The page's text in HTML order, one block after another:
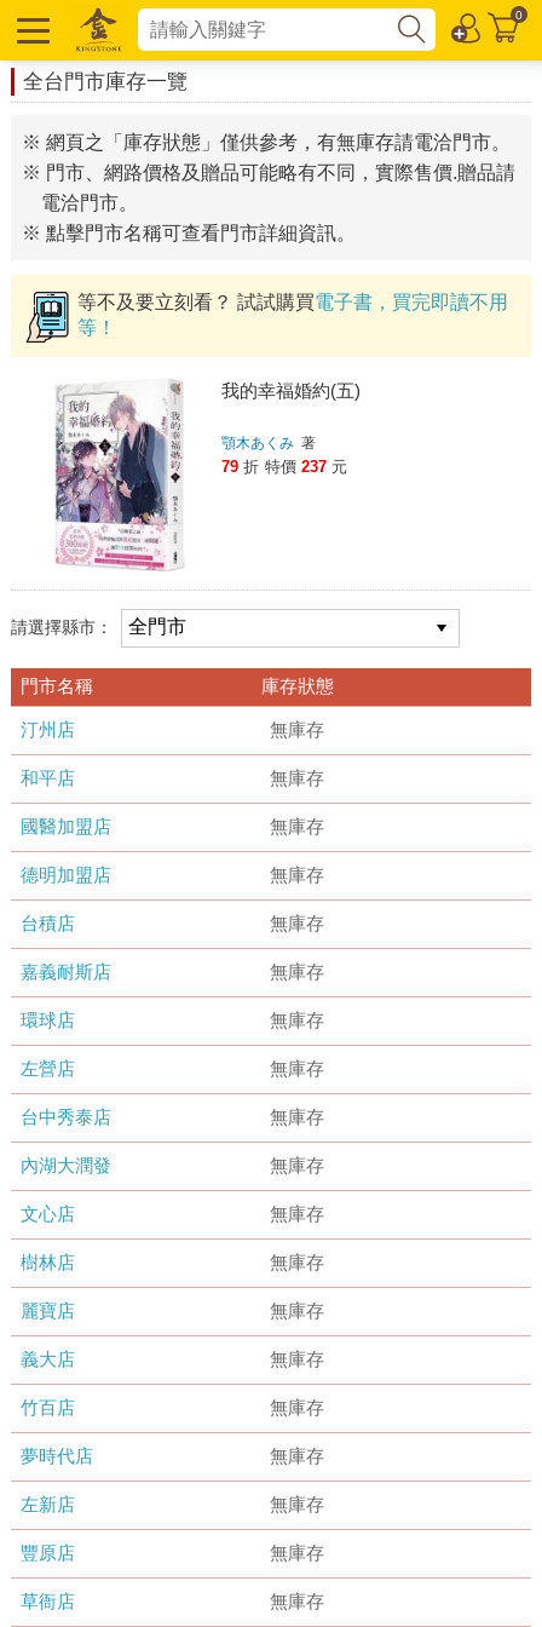
0
全台門市庫存一覽
※ 網頁之「庫存狀態」僅供參考，有無庫存請電洽門市。
※ 門市、網路價格及贈品可能略有不同，實際售價.贈品請
電洽門市。
※ 點擊門市名稱可查看門市詳細資訊。
等不及要立刻看？ 試試購買電子書，買完即讀不用
等！
我的幸福婚約(五)
顎木あくみ 著
79 折 特價 237 元
請選擇縣市：
門市名稱 庫存狀態
汀州店 無庫存
和平店 無庫存
國醫加盟店 無庫存
德明加盟店 無庫存
台積店 無庫存
嘉義耐斯店 無庫存
環球店 無庫存
左營店 無庫存
台中秀泰店 無庫存
內湖大潤發 無庫存
文心店 無庫存
樹林店 無庫存
麗寶店 無庫存
義大店 無庫存
竹百店 無庫存
夢時代店 無庫存
左新店 無庫存
豐原店 無庫存
草衙店 無庫存